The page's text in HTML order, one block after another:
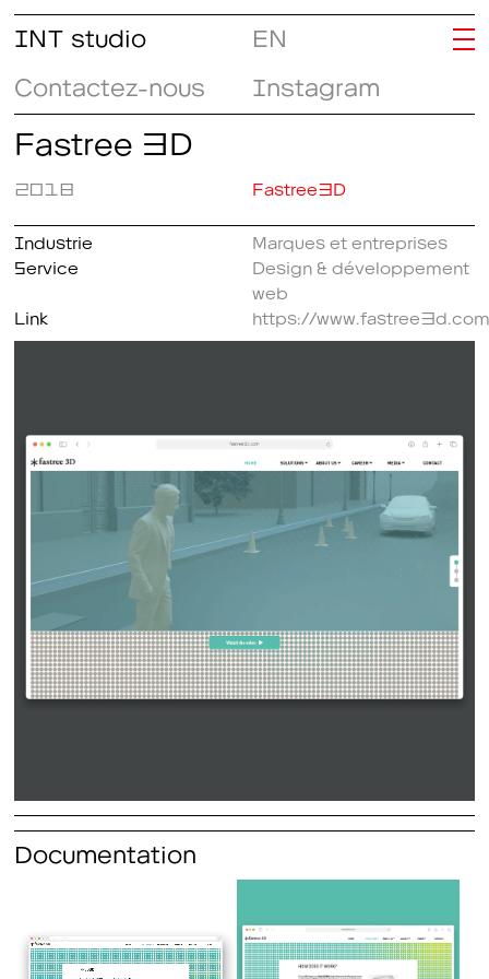
INT studio
Contactez-nous
Instagram
EN
Fastree 3D
2018 Fastree3D
Industrie
Marques et entreprises
Service
Design & développement
web
Link
https://
Documentation